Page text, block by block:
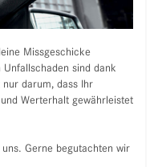
Missgeschicke
sind dank
darum, dass Ihr
Werterhalt gewährleistet
uns. Gerne begutachten wir